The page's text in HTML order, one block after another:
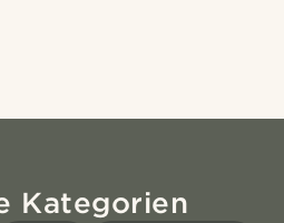
Kategorien